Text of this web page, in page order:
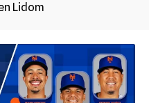
Lidom